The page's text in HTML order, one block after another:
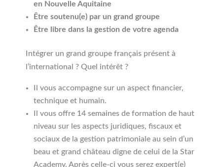
en Nouvelle Aquitaine
Être soutenu(e) par un grand groupe
Être libre dans la gestion de votre agenda
Intégrer un grand groupe français présent à
l’international ? Quel intérêt ?
Il vous accompagne sur un aspect financier,
technique et humain.
Il vous offre 14 semaines de formation de haut
niveau sur les aspects juridiques, fiscaux et
sociaux de la gestion patrimoniale au sein d’un
beau et grand château digne de celui de la Star
Academy. Après celle-ci vous serez expert(e)